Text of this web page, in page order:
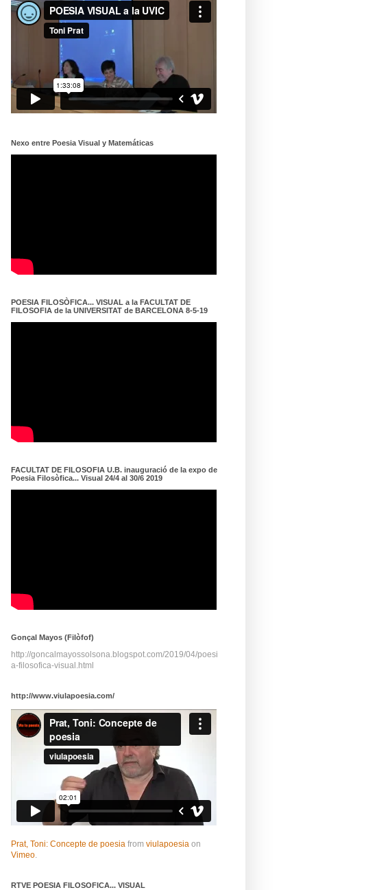
Nexo entre Poesia Visual y Matemáticas
POESIA FILOSÒFICA... VISUAL a la FACULTAT DE
FILOSOFIA de la UNIVERSITAT de BARCELONA 8-5-19
FACULTAT DE FILOSOFIA U.B. inauguració de la expo de
Poesia Filosòfica... Visual 24/4 al 30/6 2019
Gonçal Mayos (Filòfof)
http://goncalmayossolsona.blogspot.com/2019/04/poesi
a-filosofica-visual.html
http://www.viulapoesia.com/
Prat, Toni: Concepte de poesia from viulapoesia on
Vimeo.
RTVE POESIA FILOSOFICA... VISUAL